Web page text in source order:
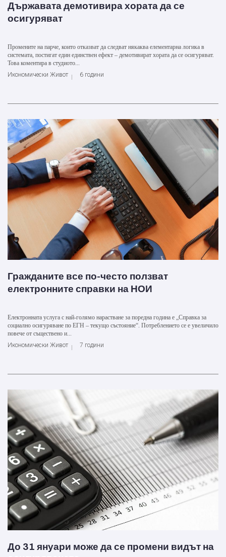
Държавата демотивира хората да се
осигуряват
Промените на парче, които отказват да следват някаква елементарна логика в
системата, постигат един единствен ефект – демотивират хората да се осигуряват.
Това коментира в студиото...
Икономически Живот
6 години
Гражданите все по-често ползват
електронните справки на НОИ
Електронната услуга с най-голямо нарастване за поредна година е „Справка за
социално осигуряване по ЕГН – текущо състояние“. Потреблението се е увеличило
повече от съществено и...
Икономически Живот
7 години
До 31 януари може да се промени видът на